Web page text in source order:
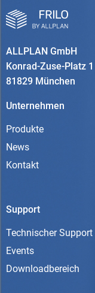
ALLPLAN GmbH
Konrad-Zuse-Platz 1
81829 München
Unternehmen
Produkte
News
Kontakt
Support
Technischer Support
Events
Downloadbereich